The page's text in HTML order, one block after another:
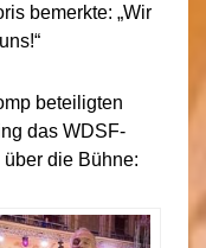
bemerkte: „Wir
beteiligten
das WDSF-
die Bühne: